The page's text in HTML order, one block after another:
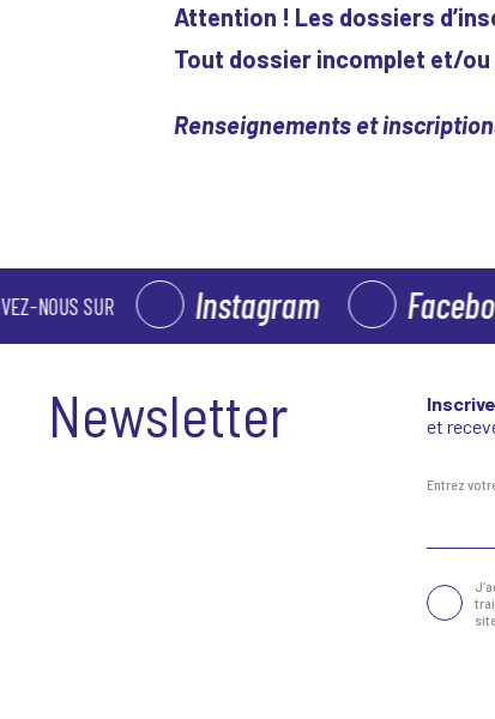
Attention ! Les dossiers
Tout dossier incomplet et/ou
Renseignements et
SUR Instagram Facebook
Newsletter
et
Entrez